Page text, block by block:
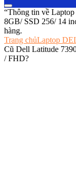
“Thông tin về
8GB/ SSD 256/ 14
hàng.
Trang chủLaptop
Cũ Dell Latitude
/ FHD?